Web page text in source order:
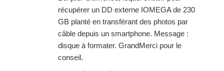
récupérer un DD externe IOMEGA de 230
GB planté en transférant des photos par
câble depuis un smartphone. Message :
disque à formater. GrandMerci pour le
conseil.